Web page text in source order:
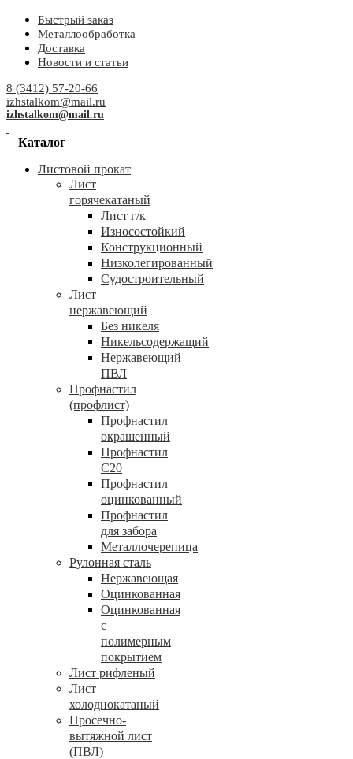
Быстрый заказ
Металлообработка
Доставка
Новости и статьи
8 (3412) 57-20-66
izhstalkom@mail.ru
izhstalkom@mail.ru
Каталог
Листовой прокат
Лист
горячекатаный
Лист г/к
Износостойкий
Конструкционный
Низколегированный
Судостроительный
Лист
нержавеющий
Без никеля
Никельсодержащий
Нержавеющий
ПВЛ
Профнастил
(профлист)
Профнастил
окрашенный
Профнастил
С20
Профнастил
оцинкованный
Профнастил
для забора
Металлочерепица
Рулонная сталь
Нержавеющая
Оцинкованная
Оцинкованная
с
полимерным
покрытием
Лист рифленый
Лист
холоднокатаный
Просечно-
вытяжной лист
(ПВЛ)